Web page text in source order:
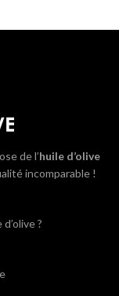
de l’huile d’olive
incomparable !
?